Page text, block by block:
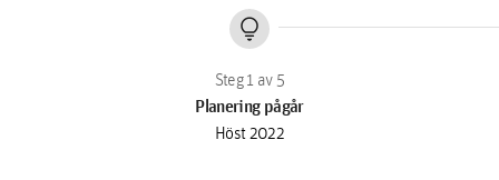
lightbulb
Planering pågår
Höst 2022